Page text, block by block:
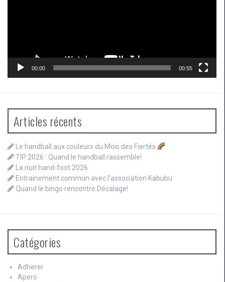
00:00 00:55
Articles récents
Le handball aux couleurs du Mois des Fiertés
TIP 2026 : Quand le handball rassemble!
La nuit hand-foot 2026
Entrainement commun avec l’association Kabubu
Quand le bingo rencontre Décalage!
Catégories
Adherer
Apero